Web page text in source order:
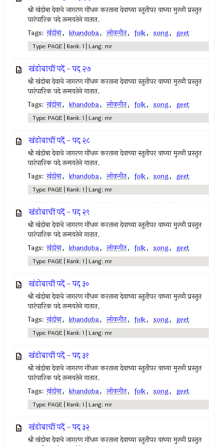
श्री खंडोबा देवाचे जागरण गोंधळ करताना देवाच्या स्तुतीपर वाघ्या मुरळी प्रस्तुत
पारंपारिक पदे तन्मयतेने गातात.
Tags: खंडोबा, khandoba, लोकगीत, folk, song, geet
Type: PAGE | Rank: 1 | Lang: mr
खंडोबाचीं पदें - पद २७
श्री खंडोबा देवाचे जागरण गोंधळ करताना देवाच्या स्तुतीपर वाघ्या मुरळी प्रस्तुत
पारंपारिक पदे तन्मयतेने गातात.
Tags: खंडोबा, khandoba, लोकगीत, folk, song, geet
Type: PAGE | Rank: 1 | Lang: mr
खंडोबाचीं पदें - पद २८
श्री खंडोबा देवाचे जागरण गोंधळ करताना देवाच्या स्तुतीपर वाघ्या मुरळी प्रस्तुत
पारंपारिक पदे तन्मयतेने गातात.
Tags: खंडोबा, khandoba, लोकगीत, folk, song, geet
Type: PAGE | Rank: 1 | Lang: mr
खंडोबाचीं पदें - पद २९
श्री खंडोबा देवाचे जागरण गोंधळ करताना देवाच्या स्तुतीपर वाघ्या मुरळी प्रस्तुत
पारंपारिक पदे तन्मयतेने गातात.
Tags: खंडोबा, khandoba, लोकगीत, folk, song, geet
Type: PAGE | Rank: 1 | Lang: mr
खंडोबाचीं पदें - पद ३०
श्री खंडोबा देवाचे जागरण गोंधळ करताना देवाच्या स्तुतीपर वाघ्या मुरळी प्रस्तुत
पारंपारिक पदे तन्मयतेने गातात.
Tags: खंडोबा, khandoba, लोकगीत, folk, song, geet
Type: PAGE | Rank: 1 | Lang: mr
खंडोबाचीं पदें - पद ३१
श्री खंडोबा देवाचे जागरण गोंधळ करताना देवाच्या स्तुतीपर वाघ्या मुरळी प्रस्तुत
पारंपारिक पदे तन्मयतेने गातात.
Tags: खंडोबा, khandoba, लोकगीत, folk, song, geet
Type: PAGE | Rank: 1 | Lang: mr
खंडोबाचीं पदें - पद ३२
श्री खंडोबा देवाचे जागरण गोंधळ करताना देवाच्या स्तुतीपर वाघ्या मुरळी प्रस्तुत